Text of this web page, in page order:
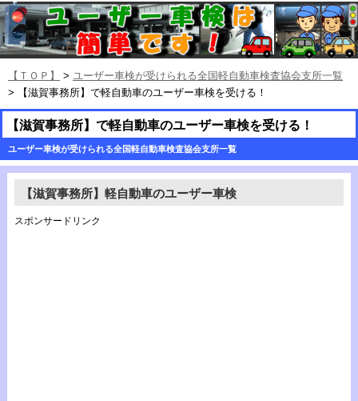
【ＴＯＰ】 > ユーザー車検が受けられる全国軽自動車検査協会支所一覧
> 【滋賀事務所】で軽自動車のユーザー車検を受ける！
【滋賀事務所】で軽自動車のユーザー車検を受ける！
ユーザー車検が受けられる全国軽自動車検査協会支所一覧
【滋賀事務所】軽自動車のユーザー車検
スポンサードリンク